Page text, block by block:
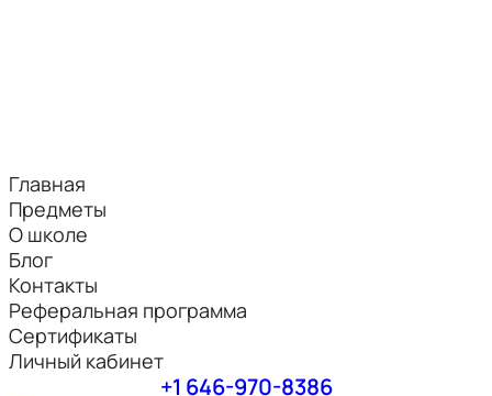
Главная
Предметы
О школе
Блог
Контакты
Реферальная программа
Сертификаты
Личный кабинет
+1 646-970-8386